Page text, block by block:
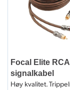
Focal Elite RCA
signalkabel